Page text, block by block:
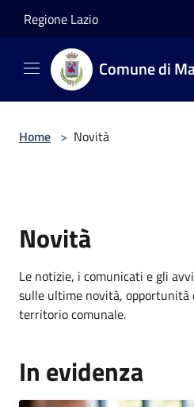
Regione Lazio
Comune di
Home > Novità
Novità
Le notizie, i comunicati e gli
sulle ultime novità, opportunità
territorio comunale.
In evidenza